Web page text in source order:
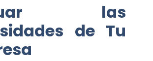
las
de Tu